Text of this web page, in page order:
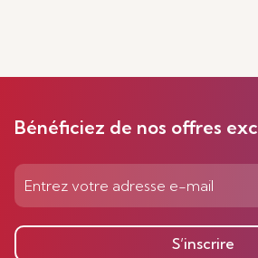
Bénéficiez de nos offres
S’inscrire